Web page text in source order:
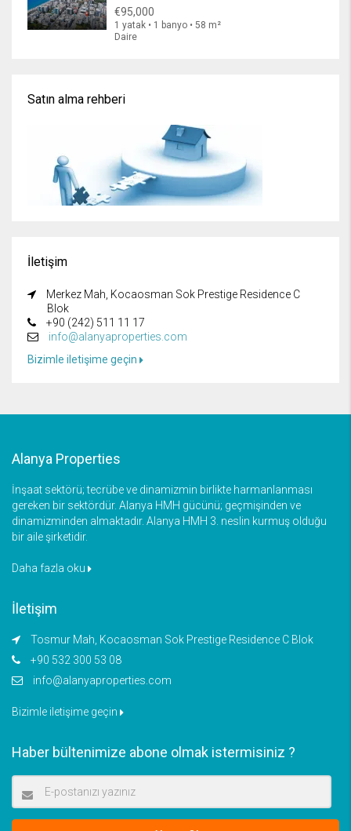
€95,000
1 yatak • 1 banyo • 58 m²
Daire
Satın alma rehberi
İletişim
Merkez Mah, Kocaosman Sok Prestige Residence C
Blok
+90 (242) 511 11 17
info@alanyaproperties.com
Bizimle iletişime geçin
Alanya Properties
İnşaat sektörü; tecrübe ve dinamizmin birlikte harmanlanması
gereken bir sektördür. Alanya HMH gücünü; geçmişinden ve
dinamizminden almaktadır. Alanya HMH 3. neslin kurmuş olduğu
bir aile şirketidir.
Daha fazla oku
İletişim
Tosmur Mah, Kocaosman Sok Prestige Residence C Blok
+90 532 300 53 08
info@alanyaproperties.com
Bizimle iletişime geçin
Haber bültenimize abone olmak istermisiniz ?